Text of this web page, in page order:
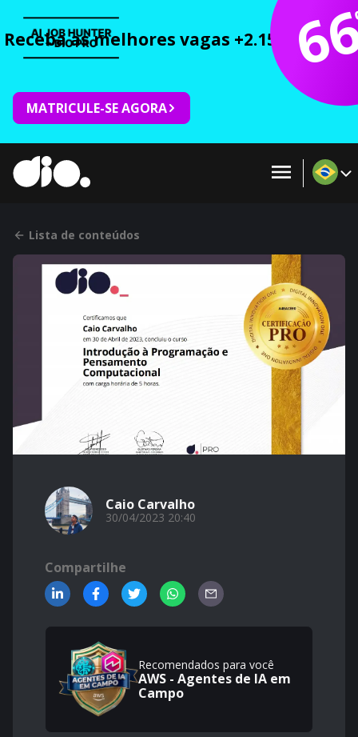
Receba as melhores vagas +2.150 cursos
MATRICULE-SE AGORA
Lista de conteúdos
Caio Carvalho
30/04/2023 20:40
Compartilhe
Recomendados para você
AWS - Agentes de IA em
Campo